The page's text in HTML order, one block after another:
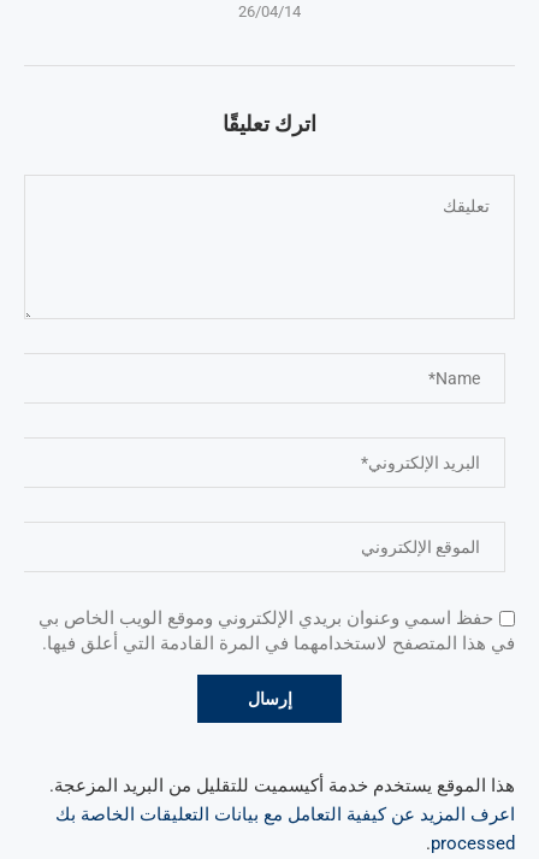
26/04/14
اترك تعليقًا
حفظ اسمي وعنوان بريدي الإلكتروني وموقع الويب الخاص بي
في هذا المتصفح لاستخدامهما في المرة القادمة التي أعلق فيها.
هذا الموقع يستخدم خدمة أكيسميت للتقليل من البريد المزعجة.
اعرف المزيد عن كيفية التعامل مع بيانات التعليقات الخاصة بك
processed
.